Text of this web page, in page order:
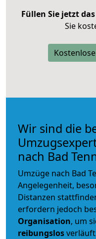
Füllen Sie jetzt
Sie
Wir sind die
nach Bad
Umzüge nach Bad
Angelegenheit,
Distanzen
erfordern jedoch
Organisation, um
reibungslos